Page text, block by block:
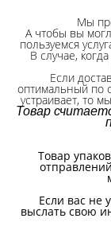
Мы
А чтобы вы
пользуемся
В случае,
Если
оптимальный по
устраивает, то
Товар
Товар
Если вас не
выслать свою